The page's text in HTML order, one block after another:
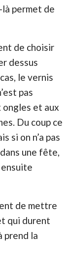
là permet de
de choisir
dessus
le vernis
pas
ongles et aux
Du coup ce
si on n’a pas
une fête,
de mettre
qui durent
prend la